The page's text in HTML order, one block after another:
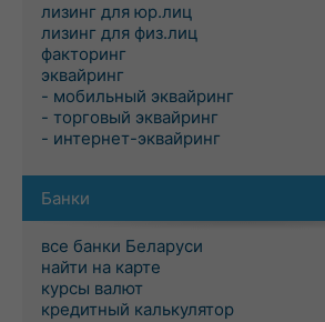
лизинг для юр.лиц
лизинг для физ.лиц
факторинг
эквайринг
- мобильный эквайринг
- торговый эквайринг
- интернет-эквайринг
Банки
все банки Беларуси
найти на карте
курсы валют
кредитный калькулятор